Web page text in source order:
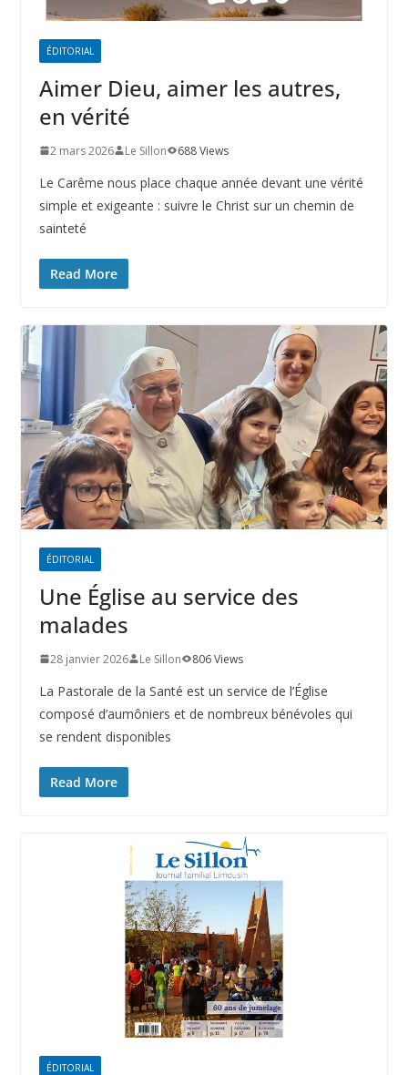
ÉDITORIAL
Aimer Dieu, aimer les autres,
en vérité
2 mars 2026 Le Sillon 688 Views
Le Carême nous place chaque année devant une vérité
simple et exigeante : suivre le Christ sur un chemin de
sainteté
Read More
ÉDITORIAL
Une Église au service des
malades
28 janvier 2026 Le Sillon 806 Views
La Pastorale de la Santé est un service de l’Église
composé d’aumôniers et de nombreux bénévoles qui
se rendent disponibles
Read More
ÉDITORIAL